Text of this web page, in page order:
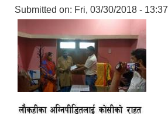
Submitted on: Fri, 03/30/2018 - 13:37